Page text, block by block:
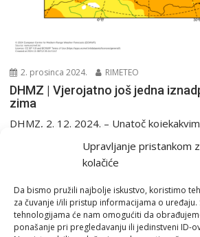
Upravljanje pristankom
kolačiće
Da bismo pružili najbolje iskustvo, koristimo
za čuvanje i/ili pristup informacijama o uređaju.
tehnologijama će nam omogućiti da
ponašanje pri pregledavanju ili jedinstveni ID-
2. prosinca 2024. RIMETEO
DHMZ | Vjerojatno još jedna
zima
DHMZ, 2. 12. 2024. – Unatoč
koja je pred nama, prema raspoloživim
Sezonska prognoza